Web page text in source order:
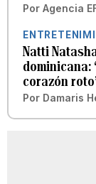
Por Agencia
Natti
dominicana:
corazón
Por Damaris